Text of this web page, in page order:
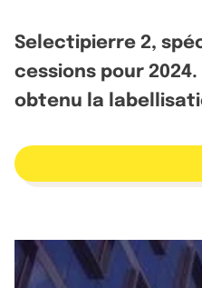
Selectipierre 2,
cessions pour
obtenu la